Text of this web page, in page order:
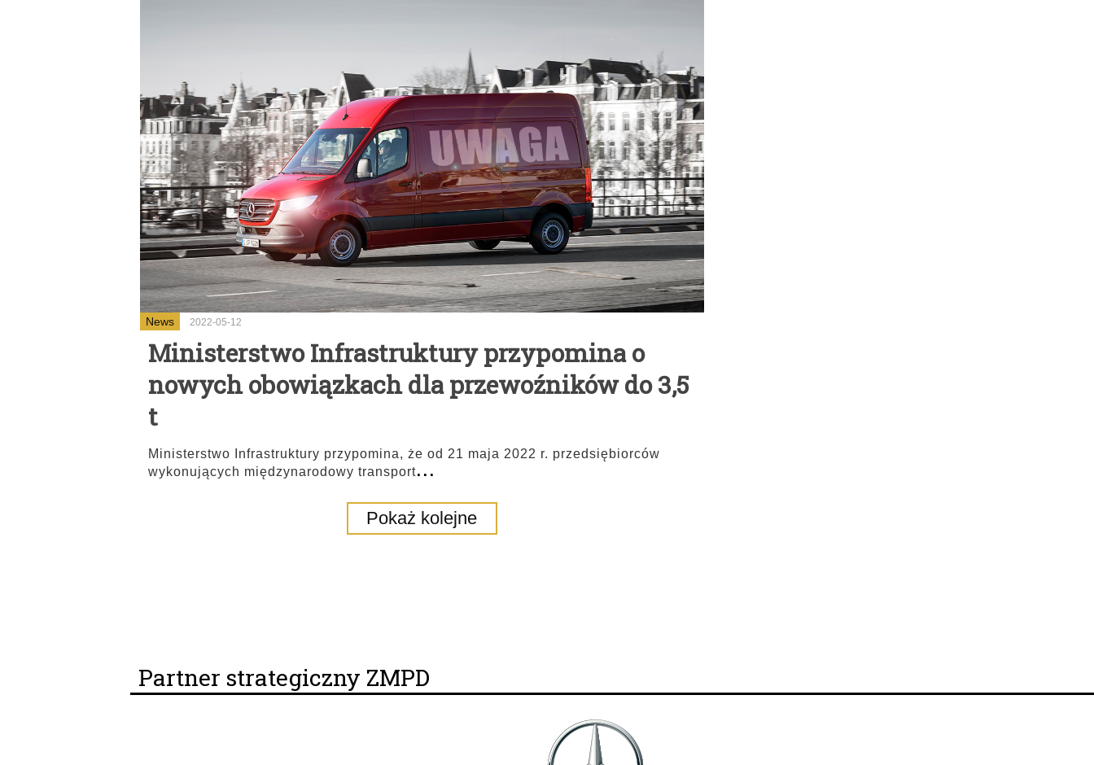
News 2022-05-12
Ministerstwo Infrastruktury przypomina o
nowych obowiązkach dla przewoźników do 3,5
t
Ministerstwo Infrastruktury przypomina, że od 21 maja 2022 r. przedsiębiorców
wykonujących międzynarodowy transport...
Pokaż kolejne
Partner strategiczny ZMPD